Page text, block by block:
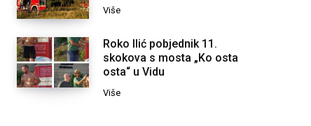
Više
Roko Ilić pobjednik 11.
skokova s mosta „Ko osta
osta“ u Vidu
Više